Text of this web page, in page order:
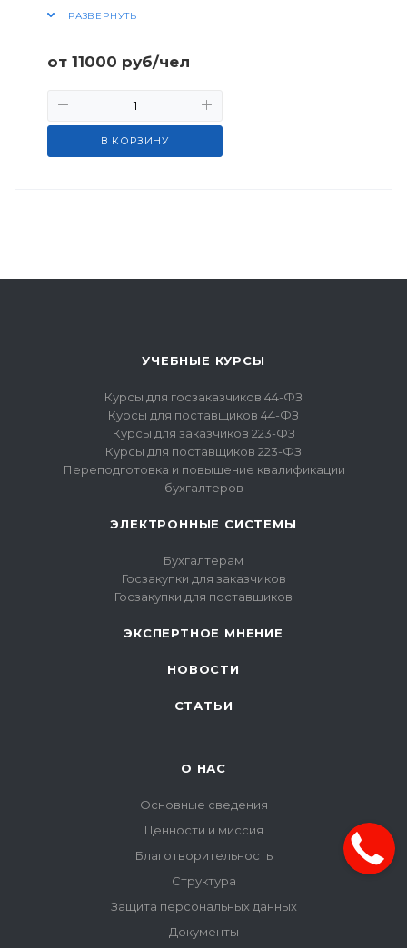
РАЗВЕРНУТЬ
от 11000 руб/чел
В КОРЗИНУ
УЧЕБНЫЕ КУРСЫ
Курсы для госзаказчиков 44-ФЗ
Курсы для поставщиков 44-ФЗ
Курсы для заказчиков 223-ФЗ
Курсы для поставщиков 223-ФЗ
Переподготовка и повышение квалификации
бухгалтеров
ЭЛЕКТРОННЫЕ СИСТЕМЫ
Бухгалтерам
Госзакупки для заказчиков
Госзакупки для поставщиков
ЭКСПЕРТНОЕ МНЕНИЕ
НОВОСТИ
СТАТЬИ
О НАС
Основные сведения
Ценности и миссия
Благотворительность
Структура
Защита персональных данных
Документы